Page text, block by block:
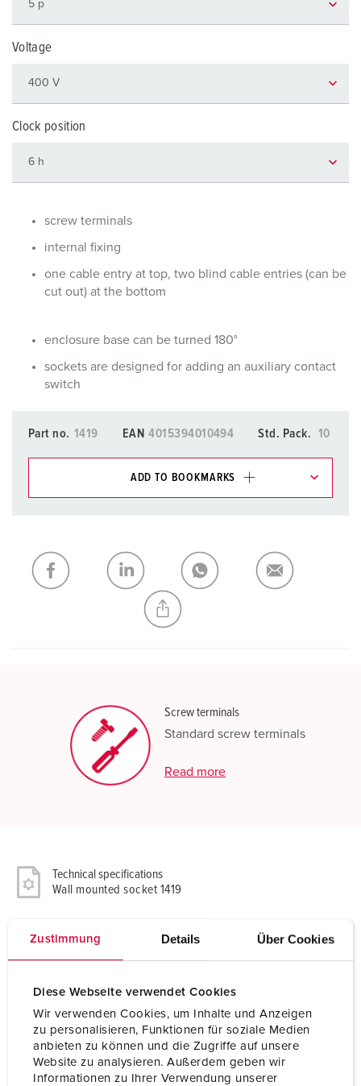
Zustimmung Details Über Cookies
Diese Webseite verwendet Cookies
Wir verwenden Cookies, um Inhalte und Anzeigen
zu personalisieren, Funktionen für soziale Medien
anbieten zu können und die Zugriffe auf unsere
Website zu analysieren. Außerdem geben wir
Informationen zu Ihrer Verwendung unserer
Voltage
Clock position
screw terminals
internal fixing
one cable entry at top, two blind cable entries (can be
cut out) at the bottom
enclosure base can be turned 180°
sockets are designed for adding an auxiliary contact
switch
Part no. 1419 EAN 4015394010494 Std. Pack. 10
ADD TO BOOKMARKS
My list ADD
CREATE A NEW LIST
Screw terminals
Standard screw terminals
Read more
Technical specifications
Wall mounted socket 1419
Poles 5 p
Voltage 400 V
Clock position 6 h
Hertz 50-60 Hz